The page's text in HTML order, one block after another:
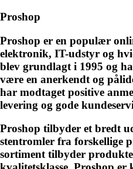
Proshop
Proshop er en populær
elektronik, IT-udstyr og
blev grundlagt i 1995 og
være en anerkendt og
har modtaget positive
levering og gode
Proshop tilbyder et bredt
stentromler fra forskellige
sortiment tilbyder